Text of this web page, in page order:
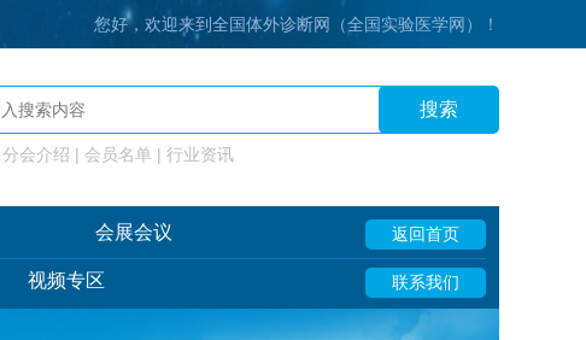
您好，欢迎来到全国体外诊断网（全国实验医学网）！
搜索
分会介绍 | 会员名单 | 行业资讯
会展会议 返回首页
视频专区 联系我们